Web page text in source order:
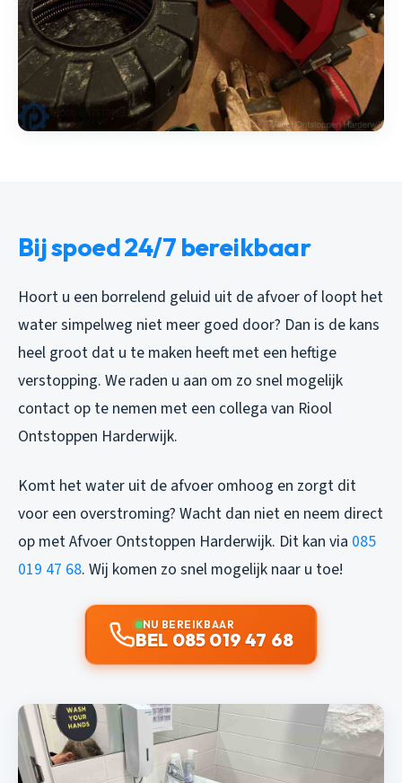
Bij spoed 24/7 bereikbaar
Hoort u een borrelend geluid uit de afvoer of loopt het
water simpelweg niet meer goed door? Dan is de kans
heel groot dat u te maken heeft met een heftige
verstopping. We raden u aan om zo snel mogelijk
contact op te nemen met een collega van Riool
Ontstoppen Harderwijk.
Komt het water uit de afvoer omhoog en zorgt dit
voor een overstroming? Wacht dan niet en neem direct
op met Afvoer Ontstoppen Harderwijk. Dit kan via 085
019 47 68. Wij komen zo snel mogelijk naar u toe!
NU BEREIKBAAR
BEL 085 019 47 68